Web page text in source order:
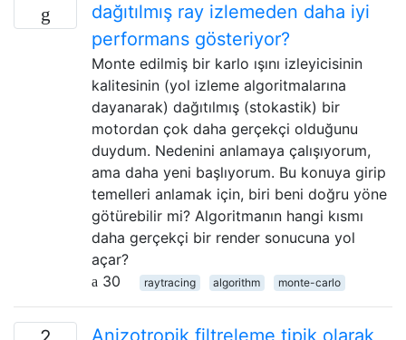
dağıtılmış ray izlemeden daha iyi
performans gösteriyor?
Monte edilmiş bir karlo ışını izleyicisinin
kalitesinin (yol izleme algoritmalarına
dayanarak) dağıtılmış (stokastik) bir
motordan çok daha gerçekçi olduğunu
duydum. Nedenini anlamaya çalışıyorum,
ama daha yeni başlıyorum. Bu konuya girip
temelleri anlamak için, biri beni doğru yöne
götürebilir mi? Algoritmanın hangi kısmı
daha gerçekçi bir render sonucuna yol
açar?
30
raytracing algorithm monte-carlo
Anizotropik filtreleme tipik olarak